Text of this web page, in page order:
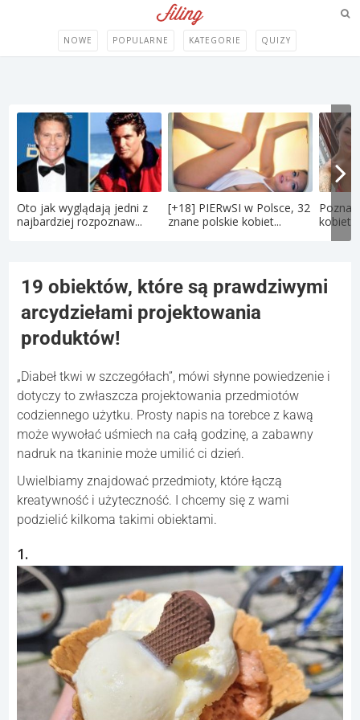
NOWE POPULARNE KATEGORIE QUIZY
Oto jak wyglądają jedni z
najbardziej rozpoznaw...
[+18] PIERwSI w Polsce, 32
znane polskie kobiet...
Poznaj
19 obiektów, które są prawdziwymi
arcydziełami projektowania
produktów!
„Diabeł tkwi w szczegółach”, mówi słynne powiedzenie i
dotyczy to zwłaszcza projektowania przedmiotów
codziennego użytku. Prosty napis na torebce z kawą
może wywołać uśmiech na całą godzinę, a zabawny
nadruk na tkaninie może umilić ci dzień.
Uwielbiamy znajdować przedmioty, które łączą
kreatywność i użyteczność. I chcemy się z wami
podzielić kilkoma takimi obiektami.
1.